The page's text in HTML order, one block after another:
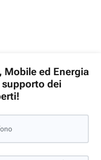
ed Energia
dei